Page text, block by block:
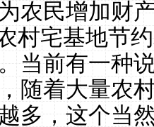
农民增加财
村宅基地节
当前有一种
随着大量农
多，这个当